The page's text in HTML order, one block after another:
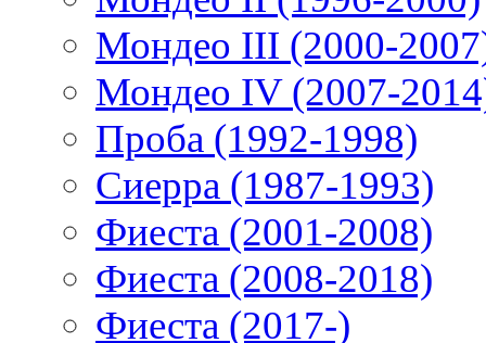
Мондео III (2000-
Мондео IV (2007-
Проба (1992-1998)
Сиерра (1987-1993)
Фиеста (2001-2008)
Фиеста (2008-2018)
Фиеста (2017-)